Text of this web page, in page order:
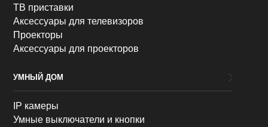
ТВ приставки
Аксессуары для телевизоров
Проекторы
Аксессуары для проекторов
УМНЫЙ ДОМ
IP камеры
Умные выключатели и кнопки